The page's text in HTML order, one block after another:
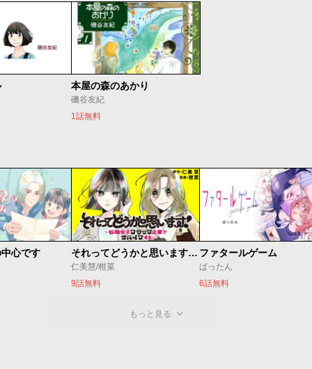
本屋の森のあかり
磯谷友紀
1話無料
心です それってどうかと思います！～転職女子、ブラック企業でサバイブする。～
仁美慧/柑菜
9話無料
ファタールゲーム
ばったん
6話無料
もっと見る